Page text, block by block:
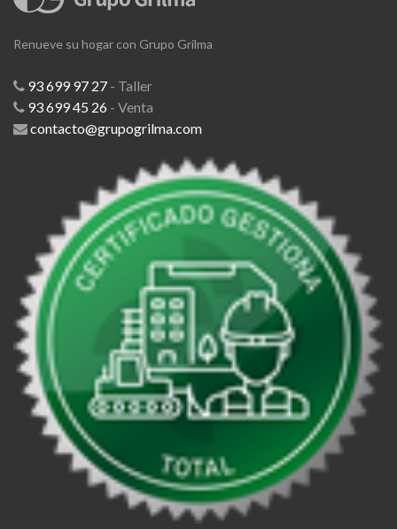
Renueve su hogar con Grupo Grilma
93 699 97 27 - Taller
93 699 45 26 - Venta
contacto@grupogrilma.com